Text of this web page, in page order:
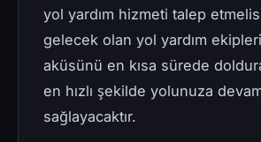
yol yardım hizmeti talep
gelecek olan yol yardım ekipleri,
aküsünü en kısa sürede
en hızlı şekilde yolunuza
sağlayacaktır.